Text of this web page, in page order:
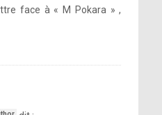
face à « M Pokara » ,